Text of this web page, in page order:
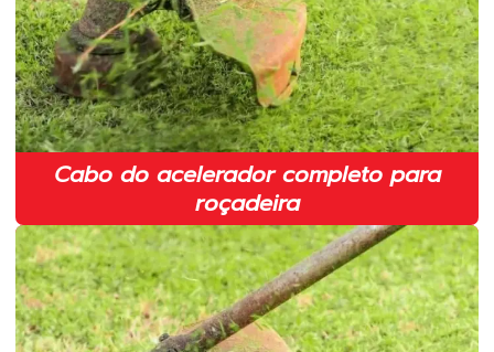
Cinto para roçadeira em sp
Comprar lâmina para roçadeira
Corrente para motosserra 3 8 em sp
Embreagem completa para motosserra
Embreagem completa para roçadeira em sp
Fábrica de lâmina para roçadeira
Fabricante de fio de nylon para roçadeira em sp
Cabo do acelerador completo para
roçadeira